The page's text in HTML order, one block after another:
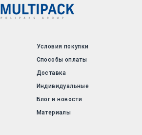
Условия покупки
Способы оплаты
Доставка
Индивидуальные
Блог и новости
Материалы